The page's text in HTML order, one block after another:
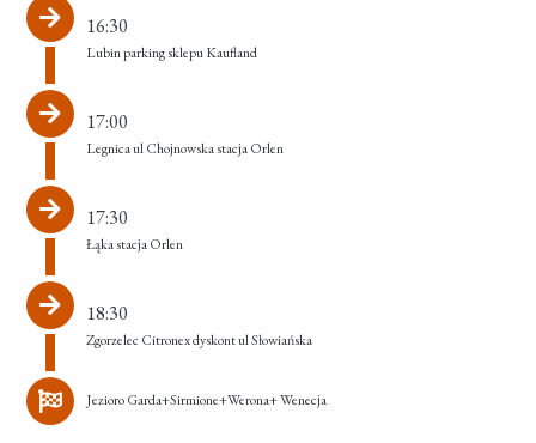
16:30
Lubin parking sklepu Kaufland
17:00
Legnica ul Chojnowska stacja Orlen
17:30
Łąka stacja Orlen
18:30
Zgorzelec Citronex dyskont ul Słowiańska
Jezioro Garda+Sirmione+Werona+ Wenecja